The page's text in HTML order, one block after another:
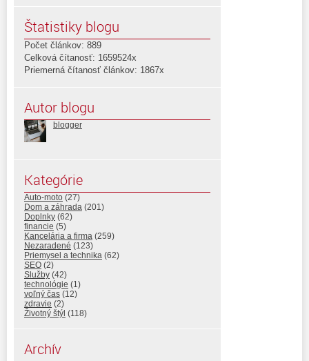
Štatistiky blogu
Počet článkov: 889
Celková čítanosť: 1659524x
Priemerná čítanosť článkov: 1867x
Autor blogu
blogger
Kategórie
Auto-moto (27)
Dom a záhrada (201)
Doplnky (62)
financie (5)
Kancelária a firma (259)
Nezaradené (123)
Priemysel a technika (62)
SEO (2)
Služby (42)
technológie (1)
voľný čas (12)
zdravie (2)
Životný štýl (118)
Archív